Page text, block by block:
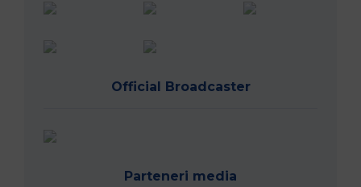
Official Broadcaster
Parteneri media